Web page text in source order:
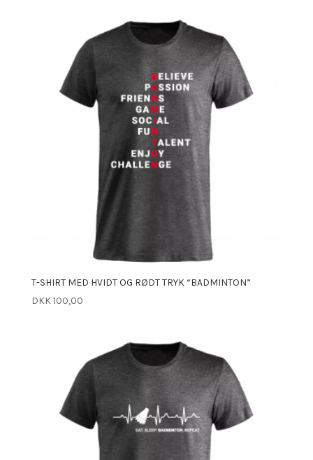
T-SHIRT MED HVIDT OG RØDT TRYK “BADMINTON”
DKK100,00